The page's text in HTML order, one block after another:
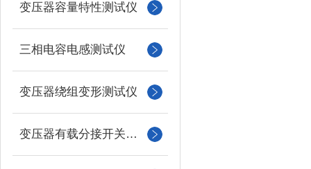
变压器容量特性测试仪
三相电容电感测试仪
变压器绕组变形测试仪
变压器有载分接开关测试仪